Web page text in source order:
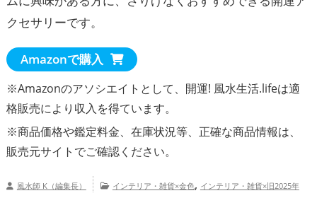
クセサリーです。
Amazonで購入
※Amazonのアソシエイトとして、開運! 風水生活.lifeは適
格販売により収入を得ています。
※商品価格や鑑定料金、在庫状況等、正確な商品情報は、
販売元サイトでご確認ください。
風水師 K（編集長） インテリア・雑貨×金色, インテリア・雑貨×旧2025年